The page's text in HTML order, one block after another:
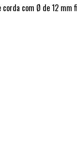
com Ø de 12 mm